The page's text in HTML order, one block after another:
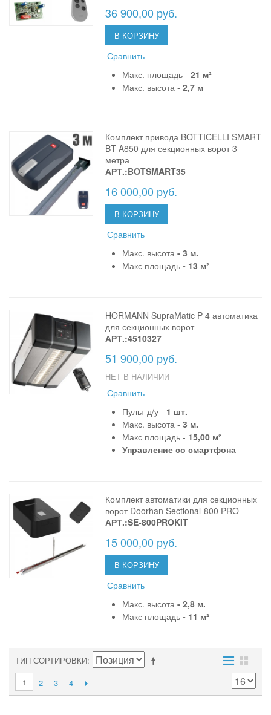
36 900,00 руб.
В КОРЗИНУ
Сравнить
Макс. площадь -21 м²
Макс. высота -2,7 м
Комплект привода BOTTICELLI SMART
BT A850 для секционных ворот 3
метра
АРТ.:BOTSMART35
16 000,00 руб.
В КОРЗИНУ
Сравнить
Макс. высота - 3 м.
Макс площадь - 13 м²
HORMANN SupraMatic P 4 автоматика
для секционных ворот
АРТ.:4510327
51 900,00 руб.
НЕТ В НАЛИЧИИ
Сравнить
Пульт д/у - 1 шт.
Макс. высота -3 м.
Макс площадь - 15,00 м²
Управление со смартфона
Комплект автоматики для секционных
ворот Doorhan Sectional-800 PRO
АРТ.:SE-800PROKIT
15 000,00 руб.
В КОРЗИНУ
Сравнить
Макс. высота - 2,8 м.
Макс площадь - 11 м²
ТИП СОРТИРОВКИ
1
2 3 4